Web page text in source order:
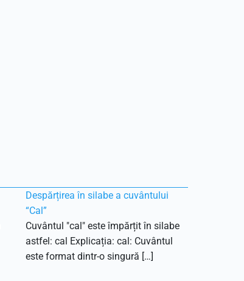
Despărțirea în silabe a cuvântului
“Cal”
Cuvântul "cal" este împărțit în silabe
astfel: cal Explicația: cal: Cuvântul
este format dintr-o singură […]